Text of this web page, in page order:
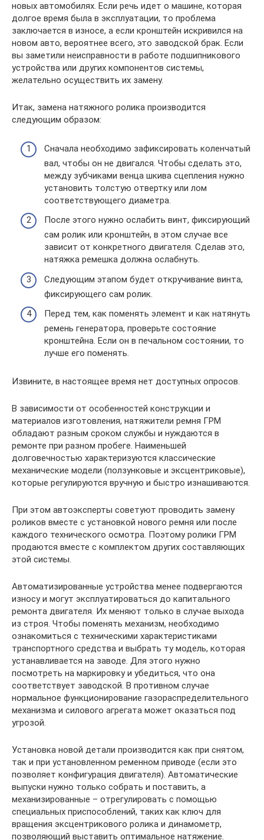
новых автомобилях. Если речь идет о машине, которая
долгое время была в эксплуатации, то проблема
заключается в износе, а если кронштейн искривился на
новом авто, вероятнее всего, это заводской брак. Если
вы заметили неисправности в работе подшипникового
устройства или других компонентов системы,
желательно осуществить их замену.
Итак, замена натяжного ролика производится
следующим образом:
Сначала необходимо зафиксировать коленчатый
вал, чтобы он не двигался. Чтобы сделать это,
между зубчиками венца шкива сцепления нужно
установить толстую отвертку или лом
соответствующего диаметра.
После этого нужно ослабить винт, фиксирующий
сам ролик или кронштейн, в этом случае все
зависит от конкретного двигателя. Сделав это,
натяжка ремешка должна ослабнуть.
Следующим этапом будет откручивание винта,
фиксирующего сам ролик.
Перед тем, как поменять элемент и как натянуть
ремень генератора, проверьте состояние
кронштейна. Если он в печальном состоянии, то
лучше его поменять.
Извините, в настоящее время нет доступных опросов.
В зависимости от особенностей конструкции и
материалов изготовления, натяжители ремня ГРМ
обладают разным сроком службы и нуждаются в
ремонте при разном пробеге. Наименьшей
долговечностью характеризуются классические
механические модели (ползунковые и эксцентриковые),
которые регулируются вручную и быстро изнашиваются.
При этом автоэксперты советуют проводить замену
роликов вместе с установкой нового ремня или после
каждого технического осмотра. Поэтому ролики ГРМ
продаются вместе с комплектом других составляющих
этой системы.
Автоматизированные устройства менее подвергаются
износу и могут эксплуатироваться до капитального
ремонта двигателя. Их меняют только в случае выхода
из строя. Чтобы поменять механизм, необходимо
ознакомиться с техническими характеристиками
транспортного средства и выбрать ту модель, которая
устанавливается на заводе. Для этого нужно
посмотреть на маркировку и убедиться, что она
соответствует заводской. В противном случае
нормальное функционирование газораспределительного
механизма и силового агрегата может оказаться под
угрозой.
Установка новой детали производится как при снятом,
так и при установленном ременном приводе (если это
позволяет конфигурация двигателя). Автоматические
выпуски нужно только собрать и поставить, а
механизированные – отрегулировать с помощью
специальных приспособлений, таких как ключ для
вращения эксцентрикового ролика и динамометр,
позволяющий выставить оптимальное натяжение.